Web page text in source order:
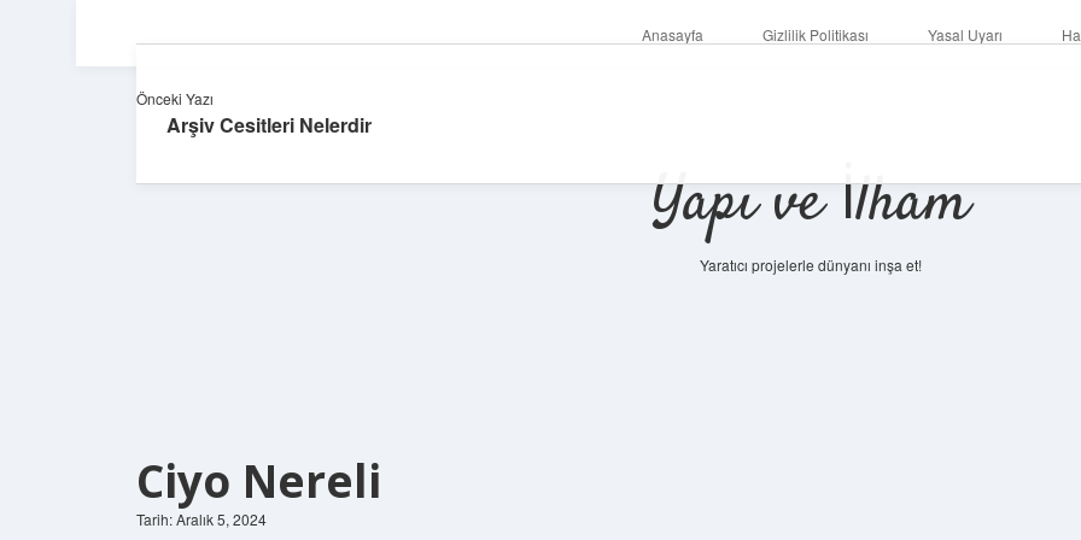
Anasayfa Gizlilik Politikası Yasal Uyarı
Yapı ve İlham
Yaratıcı projelerle dünyanı inşa et!
Ciyo Nereli
Tarih: Aralık 5, 2024
Önceki Yazı
Arşiv Cesitleri Nelerdir